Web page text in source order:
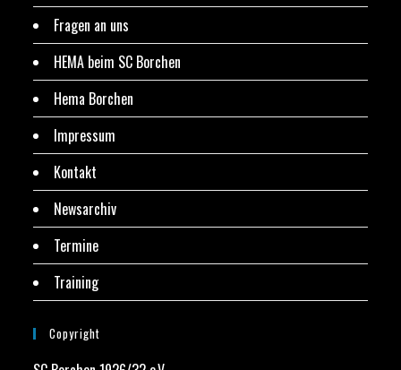
Fragen an uns
HEMA beim SC Borchen
Hema Borchen
Impressum
Kontakt
Newsarchiv
Termine
Training
Copyright